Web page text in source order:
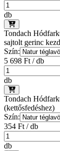
db
Tondach
sajtolt gerinc
Szín:
5 698 Ft / db
db
Tondach
(kettősfedéshez)
Szín:
354 Ft / db
db